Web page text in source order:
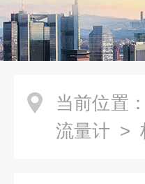
当前位置：
流量计 >